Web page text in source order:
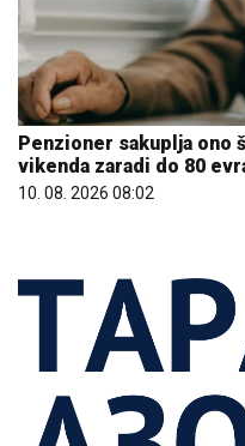
Penzioner sakuplja ono
vikenda zaradi do 80
10. 08. 2026 08:02